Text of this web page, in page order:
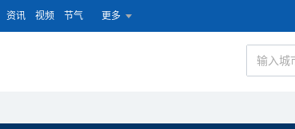
资讯 视频 节气 更多